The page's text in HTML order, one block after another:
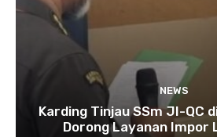
NEWS
Karding Tinjau SSm JI-QC
Dorong Layanan Impor